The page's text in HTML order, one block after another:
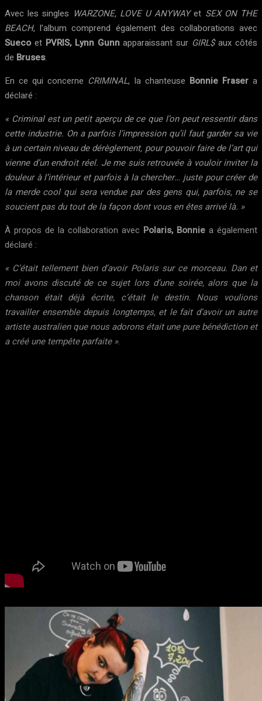
Avec les singles WARZONE, LOVE U ANYWAYet SEX ON THE
BEACH, l’album comprend également des collaborations avec
Suecoet PVRIS, Lynn Gunnapparaissant sur GIRL$aux côtés
de Bruses.
En ce qui concerne CRIMINAL, la chanteuse Bonnie Frasera
déclaré :
« Criminal est un petit aperçu de ce que l’on peut ressentir dans
cette industrie. On a parfois l’impression qu’il faut garder sa vie
à un certain niveau de dérèglement, pour pouvoir faire de l’art qui
vienne d’un endroit réel. Je me suis retrouvée à vouloir inviter la
douleur à l’intérieur et parfois à la chercher… juste pour créer de
la merde cool qui sera vendue par des gens qui, parfois, ne se
soucient pas du tout de la façon dont vous en êtes arrivé là. »
À propos de la collaboration avec Polaris, Bonnie a également
déclaré :
« C’était tellement bien d’avoir Polaris sur ce morceau. Dan et
moi avons discuté de ce sujet lors d’une soirée, alors que la
chanson était déjà écrite, c’était le destin. Nous voulions
travailler ensemble depuis longtemps, et le fait d’avoir un autre
artiste australien que nous adorons était une pure bénédiction et
a créé une tempête parfaite ».